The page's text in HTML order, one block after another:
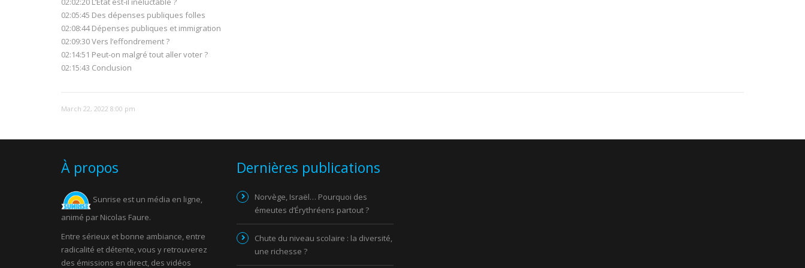
02:05:45 Des dépenses publiques folles
02:08:44 Dépenses publiques et immigration
02:09:30 Vers l’effondrement ?
02:14:51 Peut-on malgré tout aller voter ?
02:15:43 Conclusion
March 22, 2022 8:00 pm
À propos
Sunrise est un média en ligne,
animé par Nicolas Faure.
Entre sérieux et bonne ambiance, entre
radicalité et détente, vous y retrouverez
des émissions en direct, des vidéos
Dernières publications
Norvège, Israël… Pourquoi des
émeutes d’Érythréens partout ?
Chute du niveau scolaire : la diversité,
une richesse ?